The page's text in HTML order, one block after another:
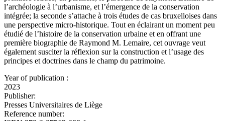
l’archéologie à l’urbanisme, et l’émergence de la conservation
intégrée; la seconde s’attache à trois études de cas bruxelloises dans
une perspective micro-historique. Tout en éclairant un moment peu
étudié de l’histoire de la conservation urbaine et en offrant une
première biographie de Raymond M. Lemaire, cet ouvrage veut
également susciter la réflexion sur la construction et l’usage des
principes et doctrines dans le champ du patrimoine.
Year of publication :
2023
Publisher:
Presses Universitaires de Liège
Reference number: